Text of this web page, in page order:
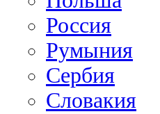
Россия
Румыния
Сербия
Словакия